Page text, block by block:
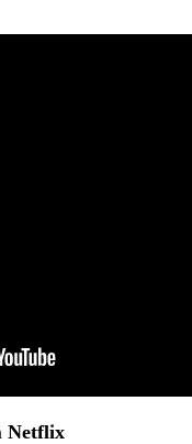
Netflix